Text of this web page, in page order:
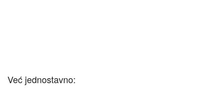
Već jednostavno: